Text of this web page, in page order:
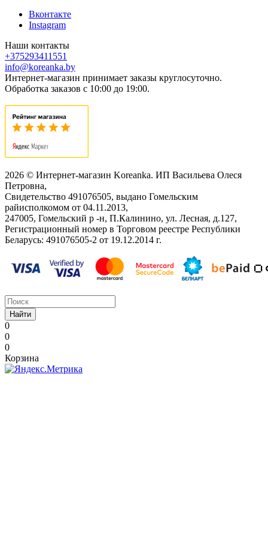
Вконтакте
Instagram
Наши контакты
+375293411551
info@koreanka.by
Интернет-магазин принимает заказы круглосуточно.
Обработка заказов с 10:00 до 19:00.
2026 © Интернет-магазин Koreanka. ИП Васильева Олеся
Петровна,
Свидетельство ‎491076505, выдано Гомельским
райисполкомом от 04.11.2013,
247005, Гомельский р -н, П.Калинино, ул. Лесная, д.127,
Регистрационный номер в Торговом реестре Республики
Беларусь: ‎491076505-2 от 19.12.2014 г.
Найти
0
0
0
Корзина